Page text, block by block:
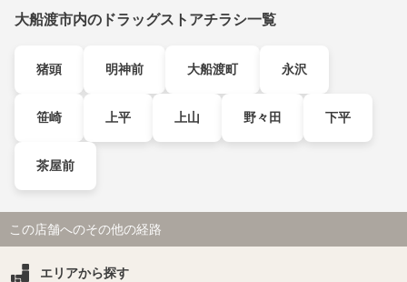
大船渡市内のドラッグストアチラシ一覧
猪頭 明神前 大船渡町 永沢
笹崎 上平 上山 野々田 下平
茶屋前
この店舗へのその他の経路
エリアから探す